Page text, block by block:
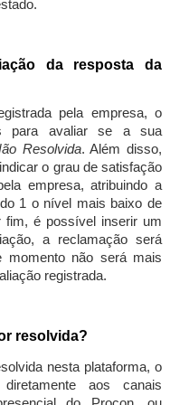
da resposta da
pela empresa, o
para avaliar se a sua
Resolvida. Além disso,
o grau de satisfação
empresa, atribuindo a
1 o nível mais baixo de
é possível inserir um
a reclamação será
não será mais
registrada.
resolvida?
nesta plataforma, o
aos canais